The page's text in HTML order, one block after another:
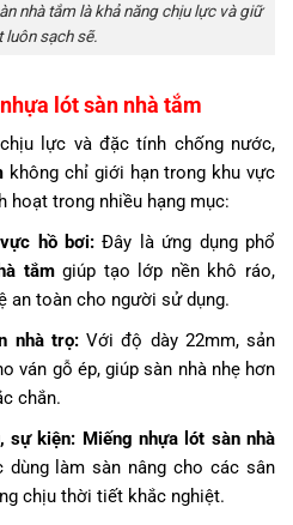
nhà tắm là khả năng chịu lực và giữ
luôn sạch sẽ.
lót sàn nhà tắm
lực và đặc tính chống nước,
không chỉ giới hạn trong khu vực
hoạt trong nhiều hạng mục:
hồ bơi: Đây là ứng dụng phổ
tắmgiúp tạo lớp nền khô ráo,
an toàn cho người sử dụng.
nhà trọ:Với độ dày 22mm, sản
ván gỗ ép, giúp sàn nhà nhẹ hơn
chắn.
sự kiện: Miếng nhựa lót sàn nhà
làm sàn nâng cho các sân
chịu thời tiết khắc nghiệt.